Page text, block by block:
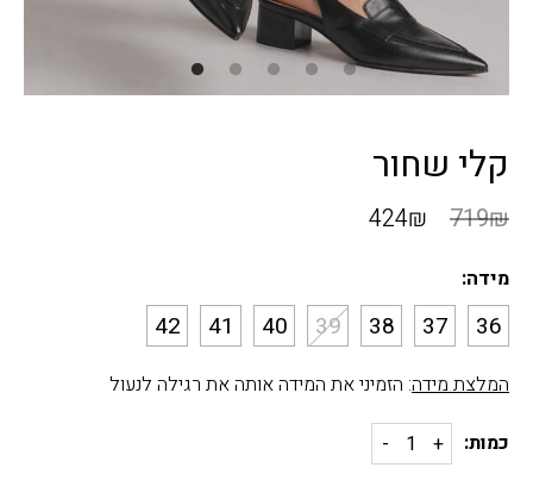
קלי שחור
719₪
424₪
מידה:
36
37
38
39
40
41
42
המלצת מידה: הזמיני את המידה אותה את רגילה לנעול
כמות: